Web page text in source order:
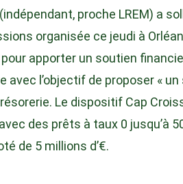
proche LREM) a
organisée ce jeudi à
apporter un soutien
l’objectif de proposer « un
Le dispositif Cap
des prêts à taux 0 jusqu’à
de 5 millions d’€.